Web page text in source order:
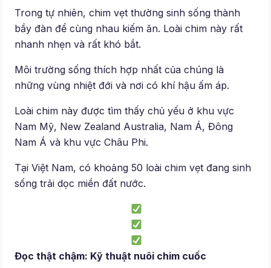
Trong tự nhiên, chim vẹt thường sinh sống thành
bầy đàn để cùng nhau kiếm ăn. Loài chim này rất
nhanh nhẹn và rất khó bắt.
Môi trường sống thích hợp nhất của chúng là
những vùng nhiệt đới và nơi có khí hậu ấm áp.
Loài chim này được tìm thấy chủ yếu ở khu vực
Nam Mỹ, New Zealand Australia, Nam Á, Đông
Nam Á và khu vực Châu Phi.
Tại Việt Nam, có khoảng 50 loài chim vẹt đang sinh
sống trải dọc miền đất nước.
Đọc thật chậm: Kỹ thuật nuôi chim cuốc